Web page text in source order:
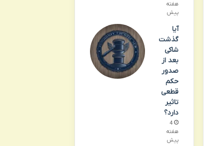
هفته
پیش
آیا
گذشت
شاکی
بعد از
صدور
حکم
قطعی
تاثیر
دارد؟
4
هفته
پیش